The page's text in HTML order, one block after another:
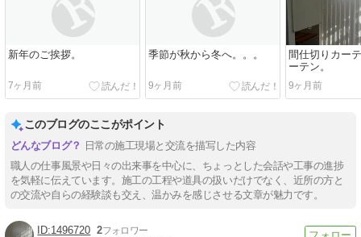
新年のご挨拶。
7ヶ月前
季節が秋から冬へ。。。
9ヶ月前
間仕切りカー
ーテン。
9ヶ月前
このブログのここがポイント
日常の施工現場と交流を描写した内容
職人の仕事風景や日々の出来事を中心に、ちょっとした会話や工事の進捗
を気軽に伝えています。施工の工程や道具の扱いだけでなく、近所の方と
の交流や自らの経験談も交え、温かみを感じさせる文章が魅力です。
1496720 2